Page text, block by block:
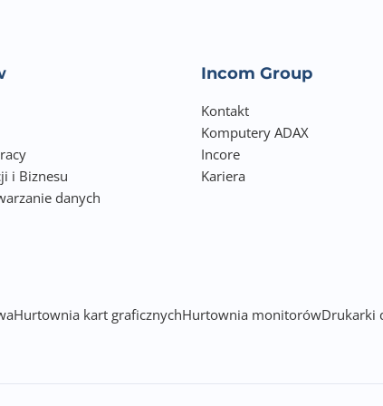
- Powyżej 0,25mg / L BrAC (0.05%BAC lub 0.50‰ BAC)
- Wskaźnik niskiego stanu naładowania baterii i funkcja
-Zasilanie: 2 baterie alkaliczne AAA 1.5V
i Biznesu
danych
Incom Group
Kontakt
Komputery ADAX
Incore
Kariera
Hurtownia kart graficznychHurtownia monitorówDrukarki